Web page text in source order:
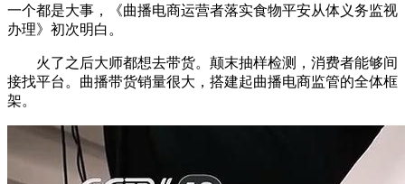
一个都是大事，《曲播电商运营者落实食物平安从体义务监视
办理》初次明白。
火了之后大师都想去带货。颠末抽样检测，消费者能够间
接找平台。曲播带货销量很大，搭建起曲播电商监管的全体框
架。